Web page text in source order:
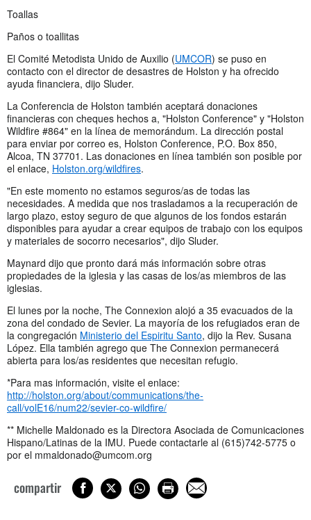
Toallas
Paños o toallitas
El Comité Metodista Unido de Auxilio (UMCOR) se puso en
contacto con el director de desastres de Holston y ha ofrecido
ayuda financiera, dijo Sluder.
La Conferencia de Holston también aceptará donaciones
financieras con cheques hechos a, "Holston Conference" y "Holston
Wildfire #864" en la línea de memorándum. La dirección postal
para enviar por correo es, Holston Conference, P.O. Box 850,
Alcoa, TN 37701. Las donaciones en línea también son posible por
el enlace, Holston.org/wildfires.
"En este momento no estamos seguros/as de todas las
necesidades. A medida que nos trasladamos a la recuperación de
largo plazo, estoy seguro de que algunos de los fondos estarán
disponibles para ayudar a crear equipos de trabajo con los equipos
y materiales de socorro necesarios", dijo Sluder.
Maynard dijo que pronto dará más información sobre otras
propiedades de la iglesia y las casas de los/as miembros de las
iglesias.
El lunes por la noche, The Connexion alojó a 35 evacuados de la
zona del condado de Sevier. La mayoría de los refugiados eran de
la congregación Ministerio del Espiritu Santo, dijo la Rev. Susana
López. Ella también agrego que The Connexion permanecerá
abierta para los/as residentes que necesitan refugio.
*Para mas información, visite el enlace:
http://holston.org/about/communications/the-
call/volE16/num22/sevier-co-wildfire/
** Michelle Maldonado es la Directora Asociada de Comunicaciones
Hispano/Latinas de la IMU. Puede contactarle al (615)742-5775 o
por el mmaldonado@umcom.org
compartir